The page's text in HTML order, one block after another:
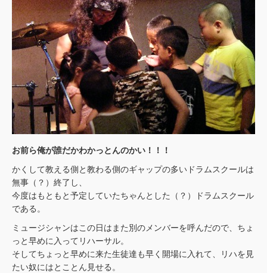
お前ら俺が誰だかわかっとんのかい！！！
かくして教える側と教わる側のギャップの多いドラムスクールは
無事（？）終了し、
今度はもともと予定していたちゃんとした（？）ドラムスクール
である。
ミュージシャンはこの日はまた別のメンバーを呼んだので、ちょ
っと早めに入ってリハーサル。
そしてちょっと早めに来た生徒達も早く開場に入れて、リハを見
たい奴にはとことん見せる。